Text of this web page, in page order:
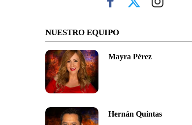
NUESTRO EQUIPO
Mayra Pérez
Hernán Quintas